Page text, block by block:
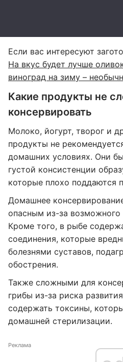
Если вас интересуют
На вкус будет лучше
виноград на зиму –
Какие продукты не
консервировать
Молоко, йогурт, творог и
продукты не
домашних условиях. Они
густой консистенции
которые плохо поддаются
Домашнее
опасным из-за возможного
Кроме того, в рыбе
соединения, которые
болезнями суставов,
обострения.
Также сложными для
грибы из-за риска
содержать токсины,
домашней стерилизации.
Реклама